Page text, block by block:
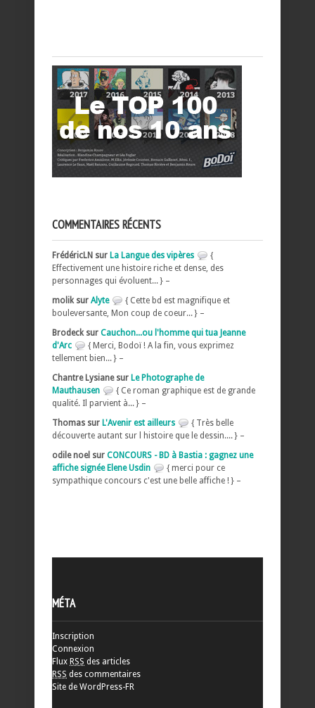
COMMENTAIRES RÉCENTS
FrédéricLN sur La Langue des vipères
{
Effectivement une histoire riche et dense, des
personnages qui évoluent... } –
molik sur Alyte
{ Cette bd est magnifique et
bouleversante, Mon coup de coeur... } –
Brodeck sur Cauchon...ou l'homme qui tua Jeanne
d'Arc
{ Merci, Bodoï ! A la fin, vous exprimez
tellement bien... } –
Chantre Lysiane sur Le Photographe de
Mauthausen
{ Ce roman graphique est de grande
qualité. Il parvient à... } –
Thomas sur L'Avenir est ailleurs
{ Très belle
découverte autant sur l histoire que le dessin.... } –
odile noel sur CONCOURS - BD à Bastia : gagnez une
affiche signée Elene Usdin
{ merci pour ce
sympathique concours c'est une belle affiche ! } –
MÉTA
Inscription
Connexion
Flux RSS des articles
RSS des commentaires
Site de WordPress-FR